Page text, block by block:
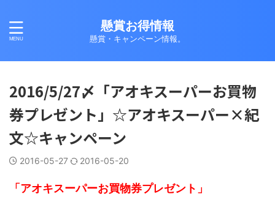
懸賞お得情報
懸賞・キャンペーン情報。
2016/5/27〆「アオキスーパーお買物
券プレゼント」☆アオキスーパー×紀
文☆キャンペーン
2016-05-27 2016-05-20
「アオキスーパーお買物券プレゼント」